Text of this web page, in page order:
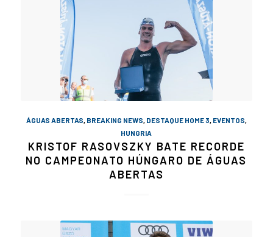
ÁGUAS ABERTAS, BREAKING NEWS, DESTAQUE HOME 3, EVENTOS,
HUNGRIA
KRISTOF RASOVSZKY BATE RECORDE
NO CAMPEONATO HÚNGARO DE ÁGUAS
ABERTAS